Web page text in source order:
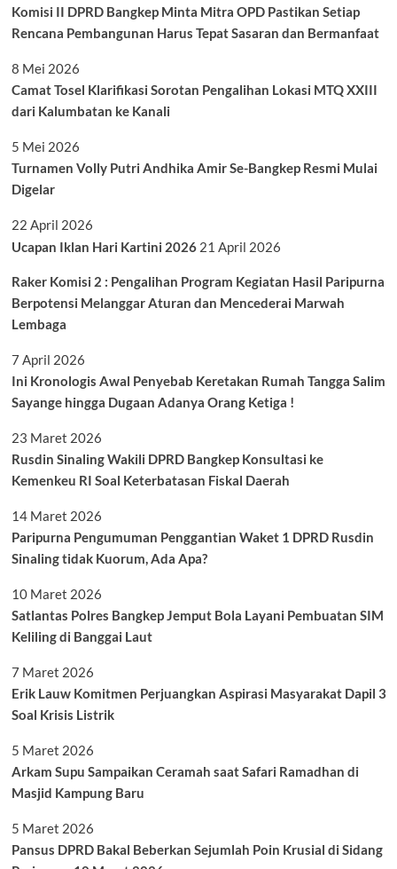
Komisi II DPRD Bangkep Minta Mitra OPD Pastikan Setiap
Rencana Pembangunan Harus Tepat Sasaran dan Bermanfaat
8 Mei 2026
Camat Tosel Klarifikasi Sorotan Pengalihan Lokasi MTQ XXIII
dari Kalumbatan ke Kanali
5 Mei 2026
Turnamen Volly Putri Andhika Amir Se-Bangkep Resmi Mulai
Digelar
22 April 2026
Ucapan Iklan Hari Kartini 2026 21 April 2026
Raker Komisi 2 : Pengalihan Program Kegiatan Hasil Paripurna
Berpotensi Melanggar Aturan dan Mencederai Marwah
Lembaga
7 April 2026
Ini Kronologis Awal Penyebab Keretakan Rumah Tangga Salim
Sayange hingga Dugaan Adanya Orang Ketiga !
23 Maret 2026
Rusdin Sinaling Wakili DPRD Bangkep Konsultasi ke
Kemenkeu RI Soal Keterbatasan Fiskal Daerah
14 Maret 2026
Paripurna Pengumuman Penggantian Waket 1 DPRD Rusdin
Sinaling tidak Kuorum, Ada Apa?
10 Maret 2026
Satlantas Polres Bangkep Jemput Bola Layani Pembuatan SIM
Keliling di Banggai Laut
7 Maret 2026
Erik Lauw Komitmen Perjuangkan Aspirasi Masyarakat Dapil 3
Soal Krisis Listrik
5 Maret 2026
Arkam Supu Sampaikan Ceramah saat Safari Ramadhan di
Masjid Kampung Baru
5 Maret 2026
Pansus DPRD Bakal Beberkan Sejumlah Poin Krusial di Sidang